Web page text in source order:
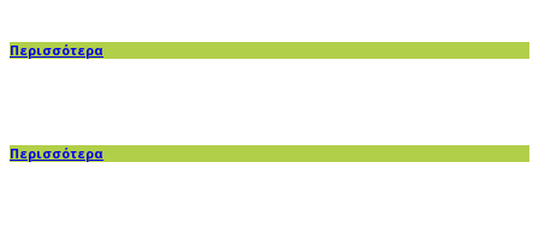
Περισσότερα
Περισσότερα